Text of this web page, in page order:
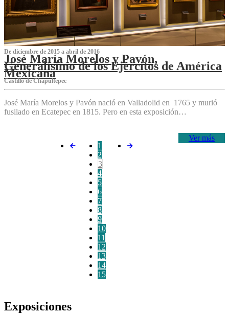
De diciembre de 2015 a abril de 2016
José María Morelos y Pavón,
Generalísimo de los Ejércitos de América
Mexicana
C‌astillo de Chapultepec
José María Morelos y Pavón nació en Valladolid en 1765 y murió
fusilado en Ecatepec en 1815. Pero en esta exposición…
Ver más
1
2
3
4
5
6
7
8
9
10
11
12
13
14
15
Exposiciones